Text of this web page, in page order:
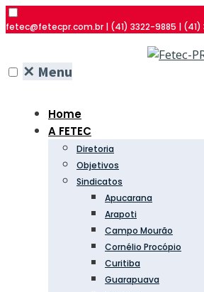
fetec@fetecpr.com.br | (41) 3322-9885 |
✕ Menu
Home
A FETEC
Diretoria
Objetivos
Sindicatos
Apucarana
Arapoti
Campo Mourão
Cornélio Procópio
Curitiba
Guarapuava